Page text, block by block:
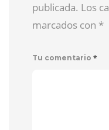
publicada. Los
marcados con *
Tu comentario *